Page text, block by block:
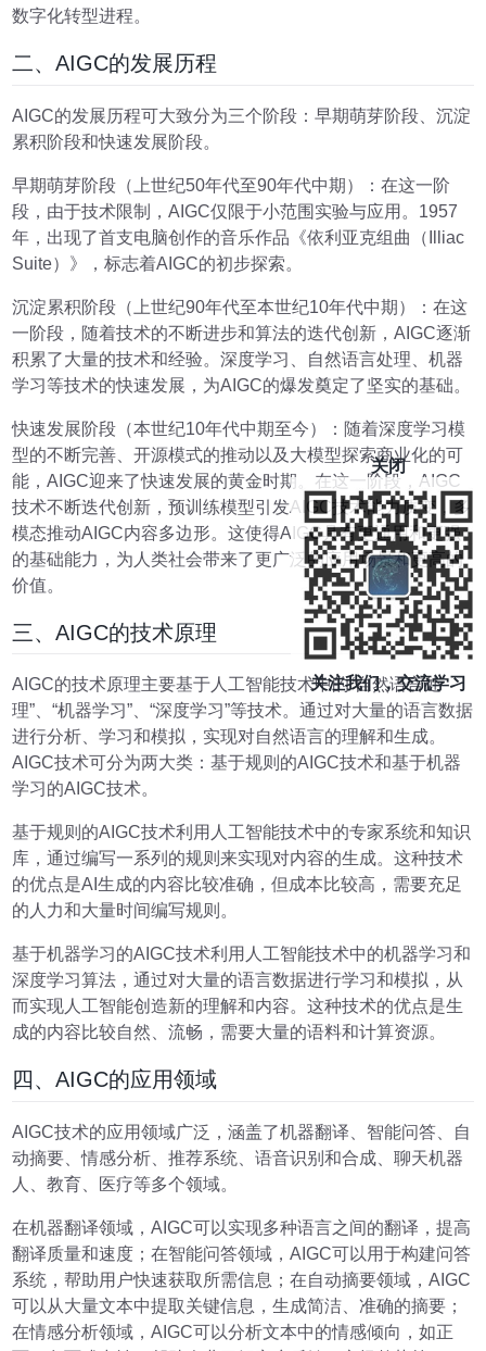
数字化转型进程。
二、AIGC的发展历程
AIGC的发展历程可大致分为三个阶段：早期萌芽阶段、沉淀
累积阶段和快速发展阶段。
早期萌芽阶段（上世纪50年代至90年代中期）：在这一阶
段，由于技术限制，AIGC仅限于小范围实验与应用。1957
年，出现了首支电脑创作的音乐作品《依利亚克组曲（Illiac
Suite）》，标志着AIGC的初步探索。
沉淀累积阶段（上世纪90年代至本世纪10年代中期）：在这
一阶段，随着技术的不断进步和算法的迭代创新，AIGC逐渐
积累了大量的技术和经验。深度学习、自然语言处理、机器
学习等技术的快速发展，为AIGC的爆发奠定了坚实的基础。
快速发展阶段（本世纪10年代中期至今）：随着深度学习模
型的不断完善、开源模式的推动以及大模型探索商业化的可
能，AIGC迎来了快速发展的黄金时期。在这一阶段，AIGC
技术不断迭代创新，预训练模型引发AIGC技术能力质变，多
模态推动AIGC内容多边形。这使得AIGC具有更通用和更强
的基础能力，为人类社会带来了更广泛的应用场景和更高的
价值。
三、AIGC的技术原理
AIGC的技术原理主要基于人工智能技术中的“自然语言处
理”、“机器学习”、“深度学习”等技术。通过对大量的语言数据
进行分析、学习和模拟，实现对自然语言的理解和生成。
AIGC技术可分为两大类：基于规则的AIGC技术和基于机器
学习的AIGC技术。
基于规则的AIGC技术利用人工智能技术中的专家系统和知识
库，通过编写一系列的规则来实现对内容的生成。这种技术
的优点是AI生成的内容比较准确，但成本比较高，需要充足
的人力和大量时间编写规则。
基于机器学习的AIGC技术利用人工智能技术中的机器学习和
深度学习算法，通过对大量的语言数据进行学习和模拟，从
而实现人工智能创造新的理解和内容。这种技术的优点是生
成的内容比较自然、流畅，需要大量的语料和计算资源。
四、AIGC的应用领域
AIGC技术的应用领域广泛，涵盖了机器翻译、智能问答、自
动摘要、情感分析、推荐系统、语音识别和合成、聊天机器
人、教育、医疗等多个领域。
在机器翻译领域，AIGC可以实现多种语言之间的翻译，提高
翻译质量和速度；在智能问答领域，AIGC可以用于构建问答
系统，帮助用户快速获取所需信息；在自动摘要领域，AIGC
可以从大量文本中提取关键信息，生成简洁、准确的摘要；
在情感分析领域，AIGC可以分析文本中的情感倾向，如正
关闭
关注我们，交流学习